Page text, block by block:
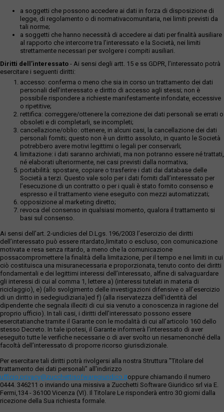
a soggetti che possono accedere ai dati in forza di disposizione di
legge, di regolamento o di normativacomunitaria, nei limiti previsti da
tali norme;
a soggetti che hanno necessità di accedere ai dati per finalità ausiliare
al rapporto che intercorre tra l’interessato e la Società, nei limiti
strettamente necessari per svolgere i compiti ausiliari.
Diritti dell’interessato - Ai sensi degli artt. 15 e ss GDPR, l’interessato potrà
esercitare i seguenti diritti:
accesso: conferma o meno che sia in corso un trattamento dei dati
personali dell’interessato e diritto di accesso agli stessi; non è
possibile rispondere a richieste manifestamente infondate, eccessive
o ripetitive;
rettifica: correggere/ottenere la correzione dei dati personali se errati o
obsoleti e di completarli, se incompleti;
cancellazione/oblio: ottenere, in alcuni casi, la cancellazione dei dati
personali forniti; questo non è un diritto assoluto, in quanto le Società
potrebbero avere motivi legittimi o legali per conservarli;
limitazione: i dati saranno archiviati, ma non potranno essere né trattati,
né elaborati ulteriormente, nei casi previsti dalla normativa;
portabilità: spostare, copiare o trasferire i dati dai database delle
Società a terzi. Questo vale solo per i dati forniti dall’interessato per
l’esecuzione di un contratto o per i quali è stato fornito consenso e
espresso e il trattamento viene eseguito con mezzi automatizzati;
opposizione al marketing diretto;
revoca del consenso in qualsiasi momento, qualora il trattamento si
basi sul consenso.
Ai sensi dell’art. 2-undicies del D.Lgs. 196/2003 l’esercizio dei diritti
dell’interessato può essere ritardato,limitato o escluso, con comunicazione
motivata e resa senza ritardo, a meno che la comunicazione
possacompromettere la finalità della limitazione, per il tempo e nei limiti in cui
ciò costituisca una misuranecessaria e proporzionata, tenuto conto dei diritti
fondamentali e dei legittimi interessi dell’interessato, alfine di salvaguardare
gli interessi di cui al comma 1, lettere a) (interessi tutelati in materia di
riciclaggio), e) (allo svolgimento delle investigazioni difensive o all’esercizio
di un diritto in sedegiudiziaria)ed f) (alla riservatezza dell’identità del
dipendente che segnala illeciti di cui sia venuto a conoscenza in ragione del
proprio ufficio). In tali casi, i diritti dell’interessato possono essere
esercitatianche tramite il Garante con le modalità di cui all’articolo 160 dello
stesso Decreto. In tale ipotesi, il Garante informerà l’interessato di aver
eseguito tutte le verifiche necessarie o di aver svolto un riesamenonché della
facoltà dell’interessato di proporre ricorso giurisdizionale.
Per esercitare tali diritti potrà rivolgersi alla nostra Struttura "Titolare del
trattamento dei dati personali" all'indirizzo
ufficio.privacy@zucchettisofwaregiuridico.itoppure chiamando il numero
0444. 346211 o inviando una missiva a Zucchetti Software Giuridico srl via E.
Fermi,134 - 36100 Vicenza (VI). Il Titolare Le risponderà entro 30 giorni dalla
ricezione della Sua richiesta formale.